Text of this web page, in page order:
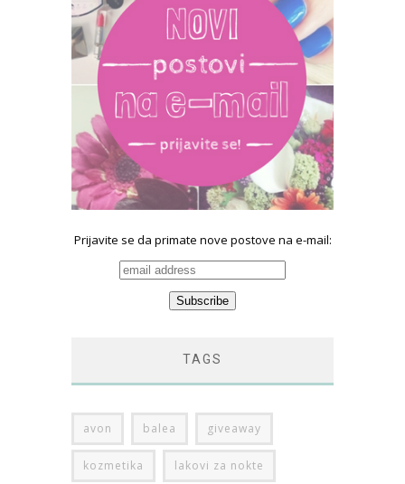
Prijavite se da primate nove postove na e-mail:
TAGS
avon balea giveaway
kozmetika lakovi za nokte